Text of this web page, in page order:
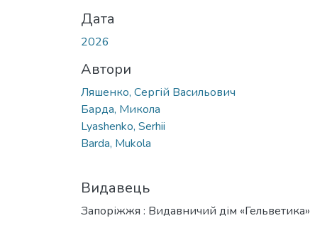
Дата
2026
Автори
Ляшенко, Сергій Васильович
Барда, Микола
Lyashenko, Serhii
Barda, Mukola
Видавець
Запоріжжя : Видавничий дім «Гельветика»